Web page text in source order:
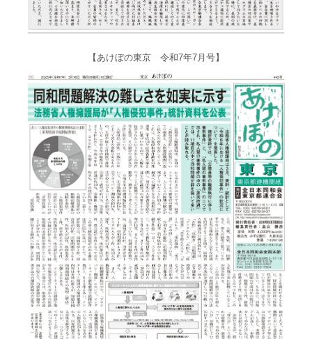
【あけぼの東京 令和7年7月号】